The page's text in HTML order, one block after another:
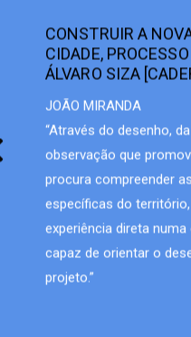
CONSTRUIR A
CIDADE,
ÁLVARO SIZA
JOÃO MIRANDA
“Através do desenho,
observação que
procura compreender
específicas do
experiência direta
capaz de orientar o
projeto.”